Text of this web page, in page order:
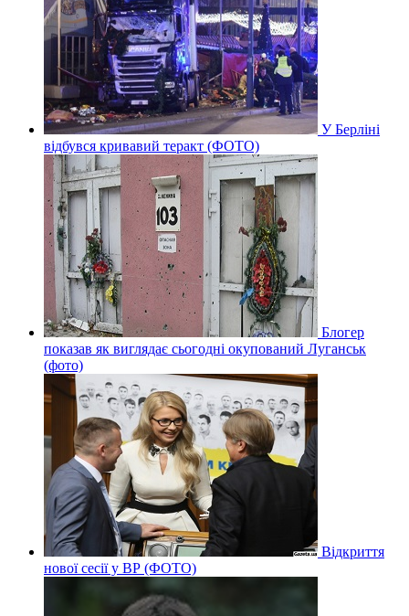
У Берліні
відбувся кривавий теракт (ФОТО)
Блогер
показав як виглядає сьогодні окупований Луганськ
(фото)
Відкриття
нової сесії у ВР (ФОТО)